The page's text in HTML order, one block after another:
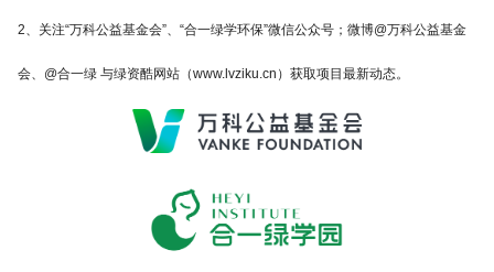
2、关注“万科公益基金会”、“合一绿学环保”微信公众号；微博@万科公益基金
会、@合一绿 与绿资酷网站（www.lvziku.cn）获取项目最新动态。